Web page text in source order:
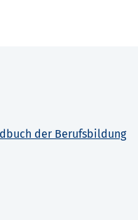
der Berufsbildung